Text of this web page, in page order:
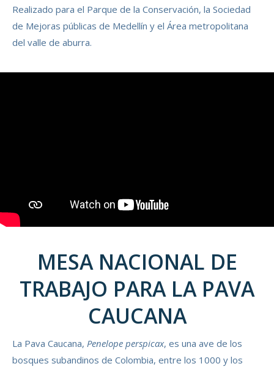
Realizado para el Parque de la Conservación, la Sociedad
de Mejoras públicas de Medellín y el Área metropolitana
del valle de aburra.
MESA NACIONAL DE
TRABAJO PARA LA PAVA
CAUCANA
La Pava Caucana, Penelope perspicax, es una ave de los
bosques subandinos de Colombia, entre los 1000 y los